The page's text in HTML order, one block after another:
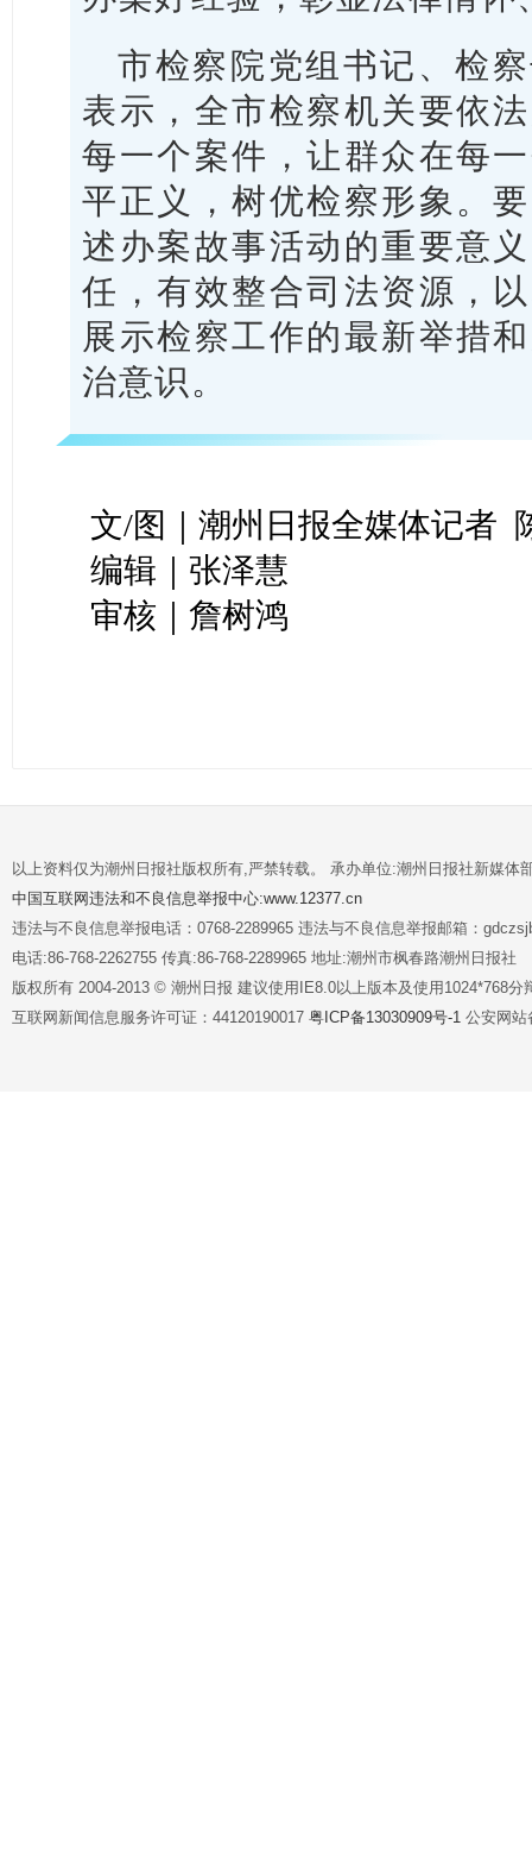
市检察院党组书记、检
表示，全市检察机关要依
每一个案件，让群众在每
平正义，树优检察形象。
述办案故事活动的重要意
任，有效整合司法资源，
展示检察工作的最新举措
治意识。
文/图｜潮州日报全媒体记者
编辑｜张泽慧
审核｜詹树鸿
以上资料仅为潮州日报社版权所有,严禁转载。 承办单位:潮州日报社新媒体
中国互联网违法和不良信息举报中心:www.12377.cn
违法与不良信息举报电话：0768-2289965 违法与不良信息举报邮箱：
电话:86-768-2262755 传真:86-768-2289965 地址:潮州市枫春路潮州日报社
版权所有 2004-2013 © 潮州日报 建议使用IE8.0以上版本及使用1024*768分
互联网新闻信息服务许可证：44120190017 粤ICP备13030909号-1 公安网站